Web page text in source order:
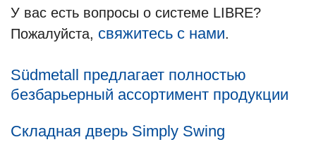
У вас есть вопросы о системе LIBRE?
Пожалуйста, свяжитесь с нами.
Südmetall предлагает полностью
безбарьерный ассортимент продукции
Складная дверь Simply Swing